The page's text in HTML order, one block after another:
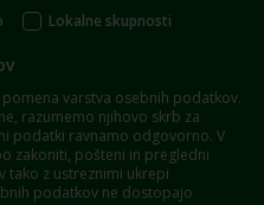
Lokalne skupnosti
varstva osebnih podatkov.
razumemo njihovo skrb za
podatki ravnamo odgovorno. V
zakoniti, pošteni in pregledni
tako z ustreznimi ukrepi
podatkov ne dostopajo